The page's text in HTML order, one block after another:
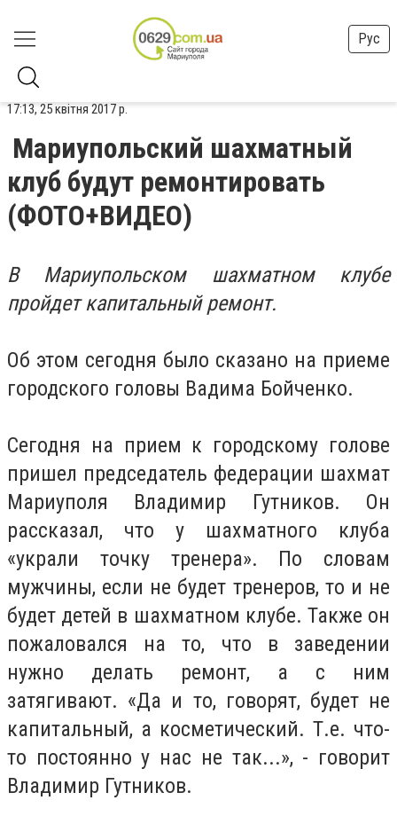
Рус
17:13, 25 квітня 2017 р.
Мариупольский шахматный
клуб будут ремонтировать
(ФОТО+ВИДЕО)
В Мариупольском шахматном клубе
пройдет капитальный ремонт.
Об этом сегодня было сказано на приеме
городского головы Вадима Бойченко.
Сегодня на прием к городскому голове
пришел председатель федерации шахмат
Мариуполя Владимир Гутников. Он
рассказал, что у шахматного клуба
«украли точку тренера». По словам
мужчины, если не будет тренеров, то и не
будет детей в шахматном клубе. Также он
пожаловался на то, что в заведении
нужно делать ремонт, а с ним
затягивают. «Да и то, говорят, будет не
капитальный, а косметический. Т.е. что-
то постоянно у нас не так...», - говорит
Владимир Гутников.